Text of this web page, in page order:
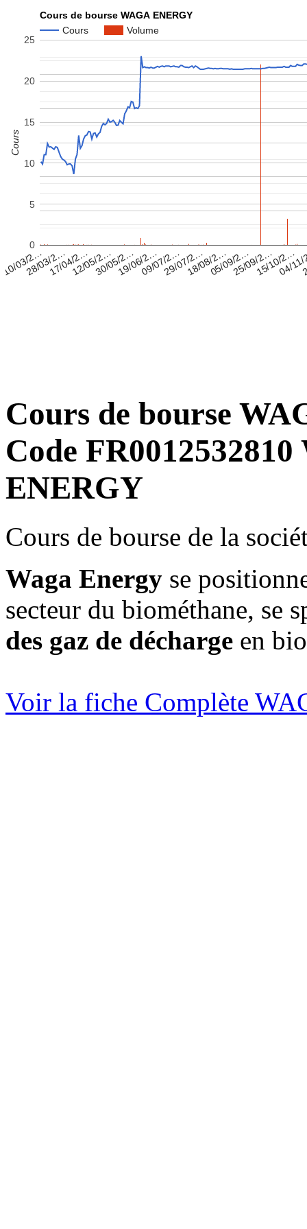
Cours de bourse WAGA ENERGY
Cours
Volume
10/03/2…28/03/2…17/04/2…12/05/2…30/05/2…19/06/2…09/07/2…29/07/2…18/08/2…05/09/2…25/09/2…15/10/2…
04/
0
5
10
15
20
25
Cours
Cours de bourse
Code
ENERGY
Cours de bourse de la
Waga Energy se
secteur du biométhane, se
des gaz de décharge en
Voir la fiche Complète